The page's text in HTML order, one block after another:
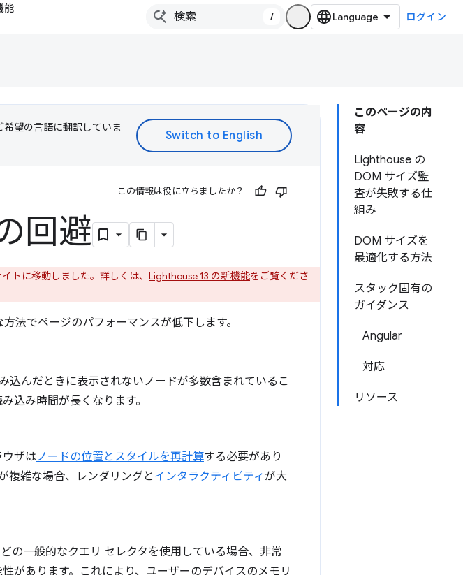
能
/ ログイン
このページの内
容
Lighthouse の
DOM サイズ監
査が失敗する仕
組み
DOM サイズを
最適化する方法
スタック固有の
ガイダンス
Angular
対応
リソース
望の言語に翻訳していま
この情報は役に立ちましたか？
回避
トに移動しました。詳しくは、 Lighthouse 13 の新機能をご覧くださ
法でページのパフォーマンスが低下します。
込んだときに表示されないノードが多数含まれているこ
込み時間が長くなります。
ザはノードの位置とスタイルを再計算する必要があり
複雑な場合、レンダリングとインタラクティビティが大
の一般的なクエリ セレクタを使用している場合、非常
があります。これにより、ユーザーのデバイスのメモリ